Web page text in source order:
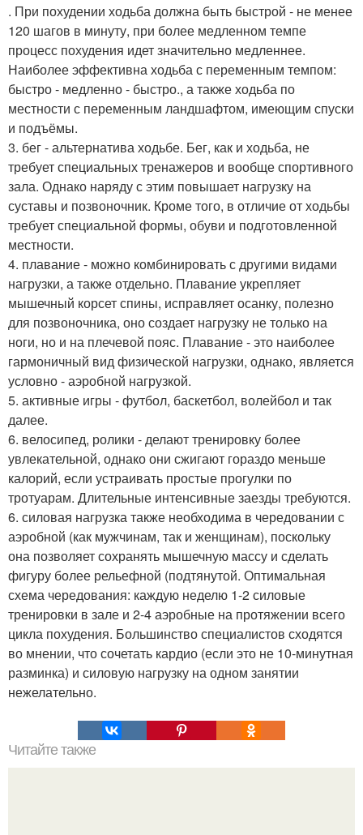
. При похудении ходьба должна быть быстрой - не менее
120 шагов в минуту, при более медленном темпе
процесс похудения идет значительно медленнее.
Наиболее эффективна ходьба с переменным темпом:
быстро - медленно - быстро., а также ходьба по
местности с переменным ландшафтом, имеющим спуски
и подъёмы.
3. бег - альтернатива ходьбе. Бег, как и ходьба, не
требует специальных тренажеров и вообще спортивного
зала. Однако наряду с этим повышает нагрузку на
суставы и позвоночник. Кроме того, в отличие от ходьбы
требует специальной формы, обуви и подготовленной
местности.
4. плавание - можно комбинировать с другими видами
нагрузки, а также отдельно. Плавание укрепляет
мышечный корсет спины, исправляет осанку, полезно
для позвоночника, оно создает нагрузку не только на
ноги, но и на плечевой пояс. Плавание - это наиболее
гармоничный вид физической нагрузки, однако, является
условно - аэробной нагрузкой.
5. активные игры - футбол, баскетбол, волейбол и так
далее.
6. велосипед, ролики - делают тренировку более
увлекательной, однако они сжигают гораздо меньше
калорий, если устраивать простые прогулки по
тротуарам. Длительные интенсивные заезды требуются.
6. силовая нагрузка также необходима в чередовании с
аэробной (как мужчинам, так и женщинам), поскольку
она позволяет сохранять мышечную массу и сделать
фигуру более рельефной (подтянутой. Оптимальная
схема чередования: каждую неделю 1-2 силовые
тренировки в зале и 2-4 аэробные на протяжении всего
цикла похудения. Большинство специалистов сходятся
во мнении, что сочетать кардио (если это не 10-минутная
разминка) и силовую нагрузку на одном занятии
нежелательно.
Читайте также